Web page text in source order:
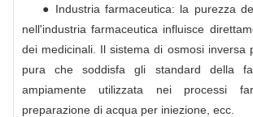
● Industria farmaceutica: la purezza
nell'industria farmaceutica influisce
dei medicinali. Il sistema di osmosi inversa
pura che soddisfa gli standard della
ampiamente utilizzata nei processi
preparazione di acqua per iniezione, ecc.